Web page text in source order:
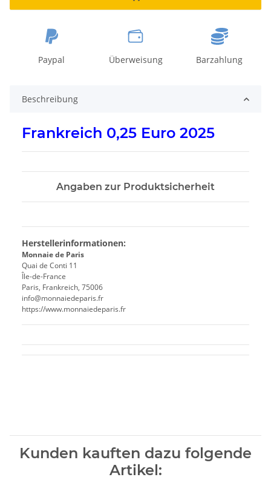
Paypal Überweisung Barzahlung
Beschreibung
Frankreich 0,25 Euro 2025
Angaben zur Produktsicherheit
Herstellerinformationen:
Monnaie de Paris
Quai de Conti 11
Île-de-France
Paris, Frankreich, 75006
info@monnaiedeparis.fr
https://www.monnaiedeparis.fr
Kunden kauften dazu folgende
Artikel: